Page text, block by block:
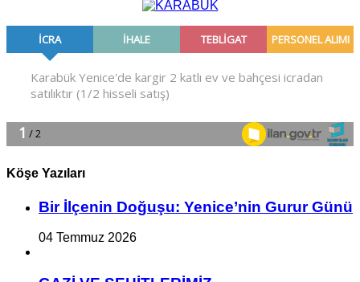
Köşe Yazıları
Bir İlçe­nin Do­ğu­şu: Ye­ni­ce’nin Gurur Günü
04 Temmuz 2026